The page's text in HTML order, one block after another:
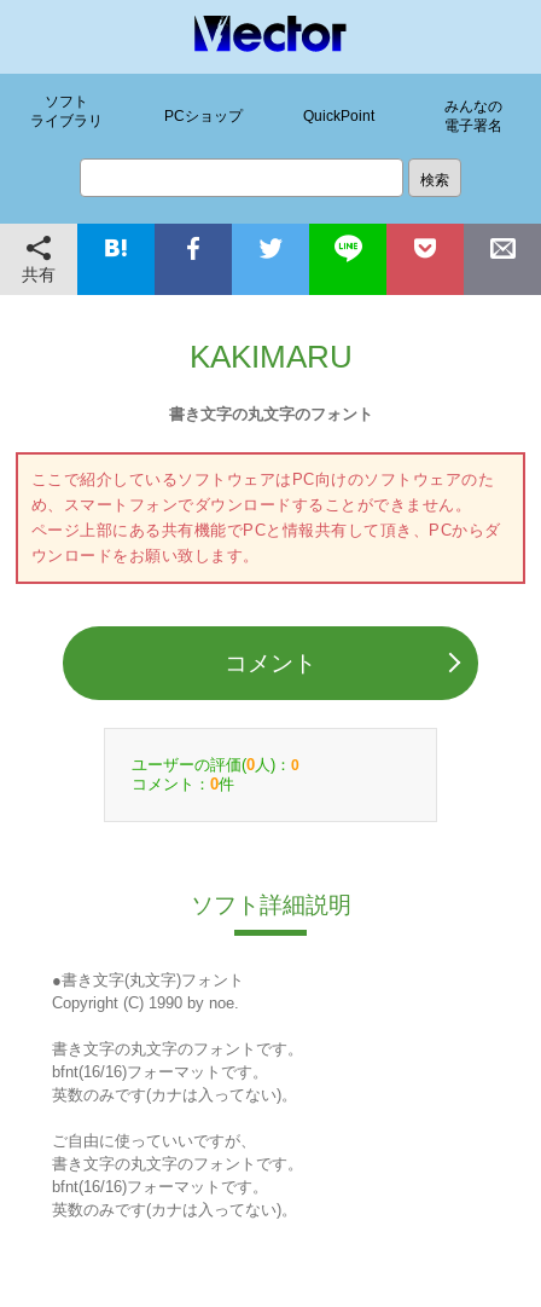
ソフト
ライブラリ
PCショップ QuickPoint
みんなの
電子署名
共有
KAKIMARU
書き文字の丸文字のフォント
ここで紹介しているソフトウェアはPC向けのソフトウェアのた
め、スマートフォンでダウンロードすることができません。
ページ上部にある共有機能でPCと情報共有して頂き、PCからダ
ウンロードをお願い致します。
コメント
ユーザーの評価(0 人)： 0
コメント： 0件
ソフト詳細説明
●書き文字(丸文字)フォント
Copyright (C) 1990 by noe.
書き文字の丸文字のフォントです。
bfnt(16/16)フォーマットです。
英数のみです(カナは入ってない)。
ご自由に使っていいですが、
書き文字の丸文字のフォントです。
bfnt(16/16)フォーマットです。
英数のみです(カナは入ってない)。